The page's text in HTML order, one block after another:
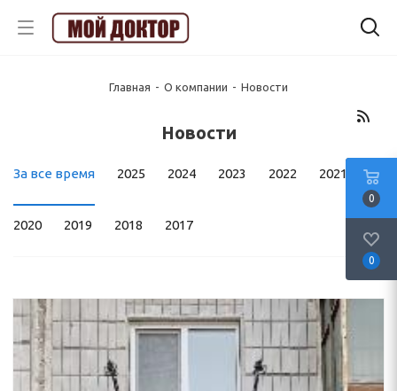
Главная - О компании - Новости
Новости
За все время 2025 2024 2023 2022 2021
2020 2019 2018 2017
0
0